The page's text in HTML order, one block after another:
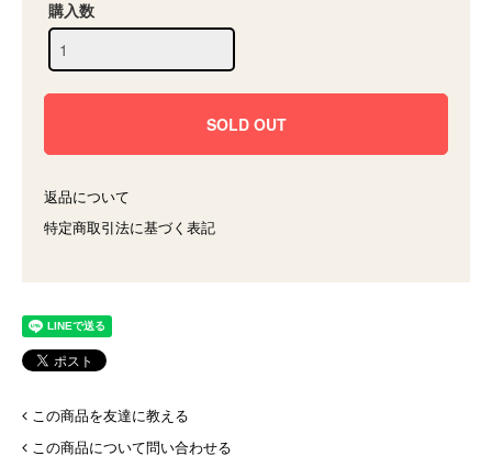
購入数
返品について
特定商取引法に基づく表記
この商品を友達に教える
この商品について問い合わせる